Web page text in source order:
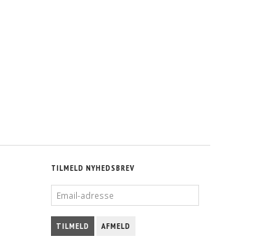
TILMELD NYHEDSBREV
ADRESSE
TILMELD AFMELD